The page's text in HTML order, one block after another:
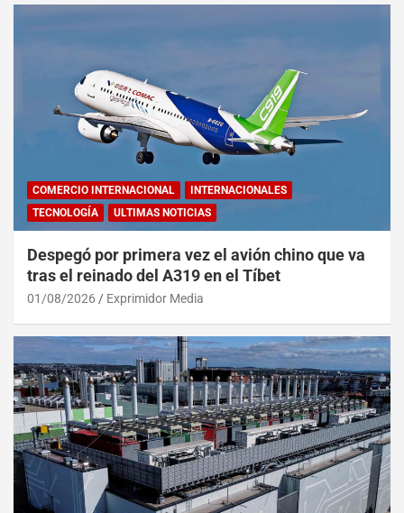
COMERCIO INTERNACIONAL
INTERNACIONALES
TECNOLOGÍA
ULTIMAS NOTICIAS
Despegó por primera vez el avión chino que va
tras el reinado del A319 en el Tíbet
01/08/2026 Exprimidor Media